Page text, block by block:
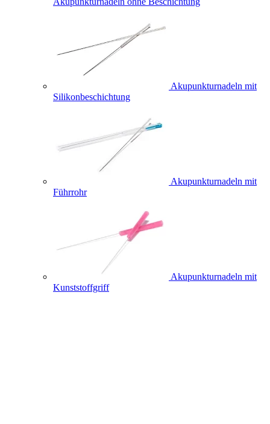
Akupunkturnadeln mit
Silikonbeschichtung
Akupunkturnadeln mit
Führrohr
Akupunkturnadeln mit
Kunststoffgriff